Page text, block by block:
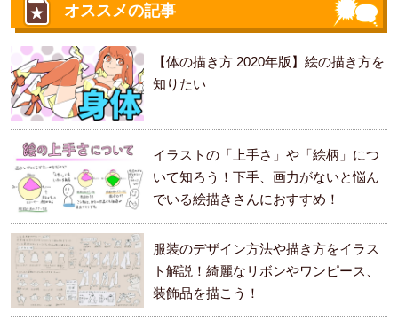
オススメの記事
【体の描き方 2020年版】絵の描き方を
知りたい
イラストの「上手さ」や「絵柄」につ
いて知ろう！下手、画力がないと悩ん
でいる絵描きさんにおすすめ！
服装のデザイン方法や描き方をイラス
ト解説！綺麗なリボンやワンピース、
装飾品を描こう！